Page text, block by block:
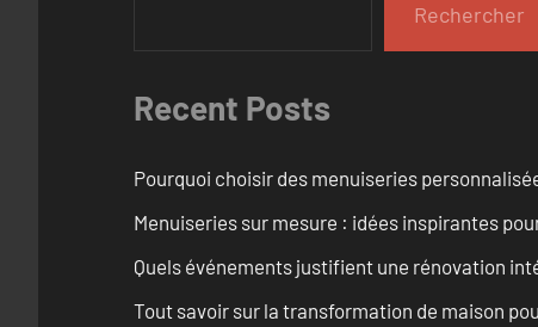
Rechercher
Recent Posts
Pourquoi choisir des menuiseries
Menuiseries sur mesure : idées inspirantes
Quels événements justifient une rénovation
Tout savoir sur la transformation de maison